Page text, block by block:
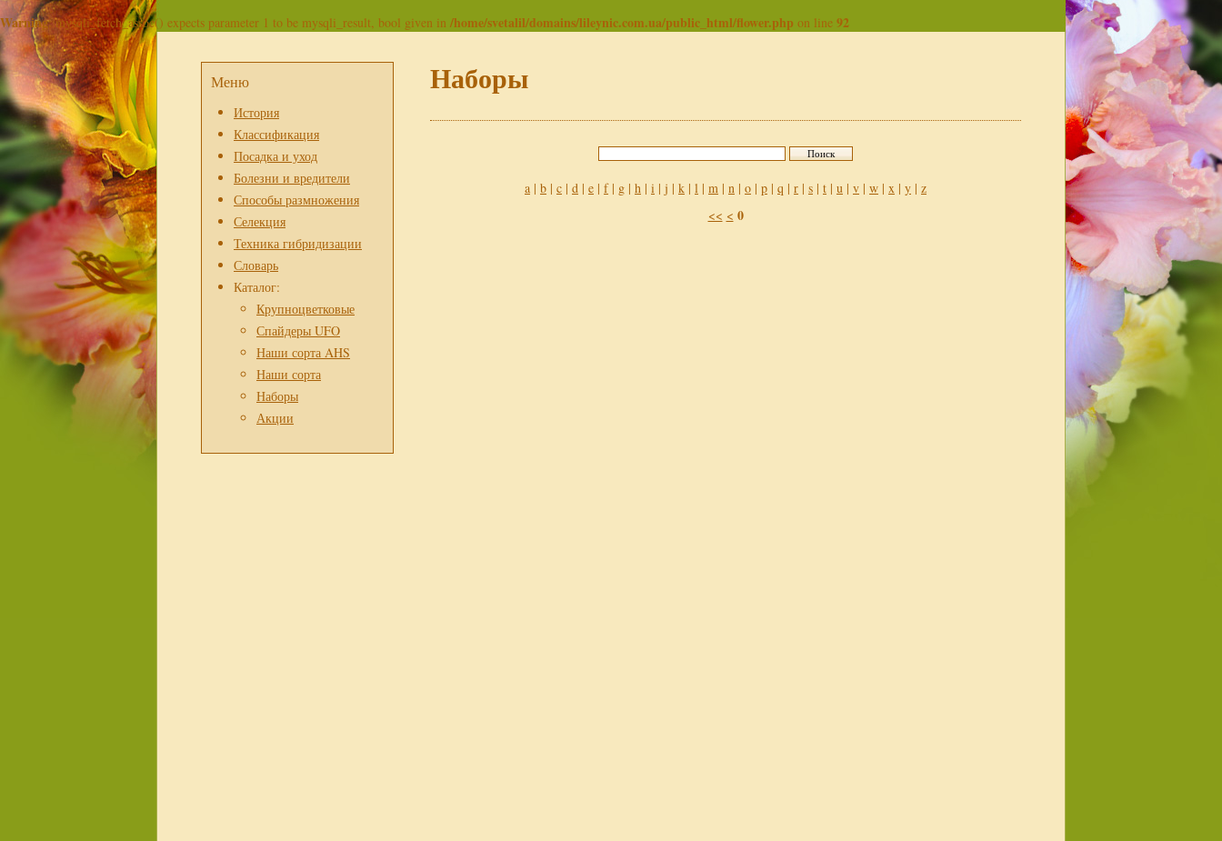
Warning: mysqli_fetch_assoc() expects parameter 1 to be mysqli_result, bool given in /home/svetalil/domains/lileynic.com.ua/public_html/flower.php on line 92
Меню
История
Классификация
Посадка и уход
Болезни и вредители
Способы размножения
Селекция
Техника гибридизации
Словарь
Каталог:
Крупноцветковые
Спайдеры UFO
Наши сорта AHS
Наши сорта
Наборы
Акции
Наборы
a | b | c | d | e | f| g | h | i | j | k | l | m | n | o | p | q | r | s | t | u | v | w | x | y | z
<< < 0